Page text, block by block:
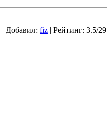
Добавил: fiz | Рейтинг: 3.5/29